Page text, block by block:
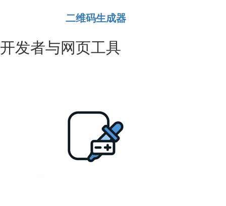
二维码生成器
开发者与网页工具